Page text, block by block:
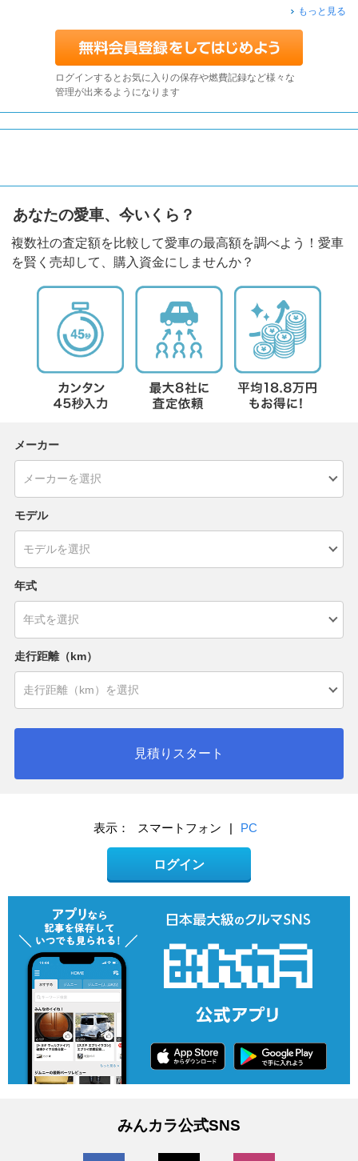
もっと見る
ログインするとお気に入りの保存や燃費記録など様々な
管理が出来るようになります
あなたの愛車、今いくら？
複数社の査定額を比較して愛車の最高額を調べよう！愛車
を賢く売却して、購入資金にしませんか？
メーカー
モデル
年式
走行距離（km）
見積りスタート
表示： スマートフォン | PC
ログイン
みんカラ公式SNS